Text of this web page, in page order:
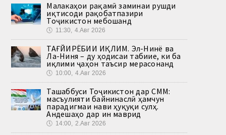
Малакаҳои рақамӣ заминаи рушди
иқтисоди рақобатпазири
Тоҷикистон мебошанд
🕔 11:30, 4.Авг 2026
ТАҒЙИРЁБИИ ИҚЛИМ. Эл-Нинё ва
Ла-Ниня – ду ҳодисаи табиие, ки ба
иқлими ҷаҳон таъсир мерасонанд
🕔 10:00, 4.Авг 2026
Ташаббуси Тоҷикистон дар СММ:
масъулияти байнинаслӣ ҳамчун
парадигмаи нави ҳуқуқи сулҳ.
Андешаҳо дар ин маврид
🕔 14:00, 2.Авг 2026